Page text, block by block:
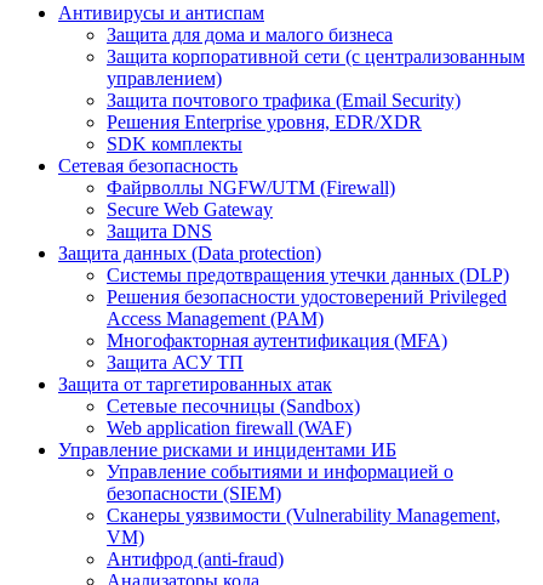
Антивирусы и антиспам
Защита для дома и малого бизнеса
Защита корпоративной сети (с централизованным
управлением)
Защита почтового трафика (Email Security)
Решения Enterprise уровня, EDR/XDR
SDK комплекты
Сетевая безопасность
Файрволлы NGFW/UTM (Firewall)
Secure Web Gateway
Защита DNS
Защита данных (Data protection)
Системы предотвращения утечки данных (DLP)
Решения безопасности удостоверений Privileged
Access Management (PAM)
Многофакторная аутентификация (MFA)
Защита АСУ ТП
Защита от таргетированных атак
Сетевые песочницы (Sandbox)
Web application firewall (WAF)
Управление рисками и инцидентами ИБ
Управление событиями и информацией о
безопасности (SIEM)
Сканеры уязвимости (Vulnerability Management,
VM)
Антифрод (anti-fraud)
Анализаторы кода